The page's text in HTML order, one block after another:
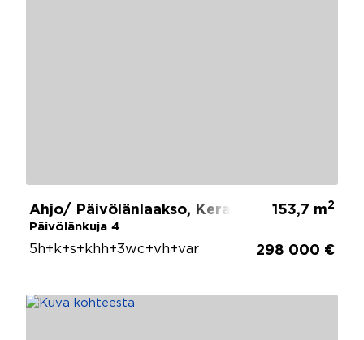
Ahjo/ Päivölänlaakso, Kerava
Päivölänkuja 4
153,7 m2
5h+k+s+khh+3wc+vh+var 298 000 €